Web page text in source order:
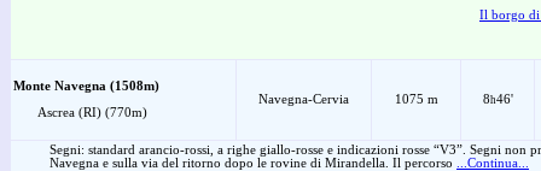
Il borgo di
Monte Navegna (1508m)
Ascrea (RI) (770m)
Navegna-Cervia 1075 m 8h46'
Segni: standard arancio-rossi, a righe giallo-rosse e indicazioni rosse “V3”. Segni non
Navegna e sulla via del ritorno dopo le rovine di Mirandella. Il percorso
...Continua...